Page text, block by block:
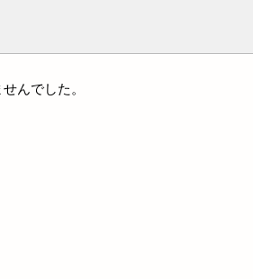
んでした。